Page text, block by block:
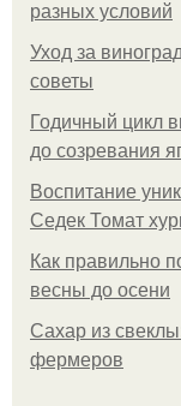
разных условий
Уход за
советы
Годичный цикл
до созревания
Воспитание
Седек Томат
Как правильно
весны до осени
Сахар из
фермеров